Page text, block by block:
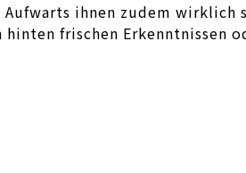
ihnen zudem wirklich
frischen Erkenntnissen